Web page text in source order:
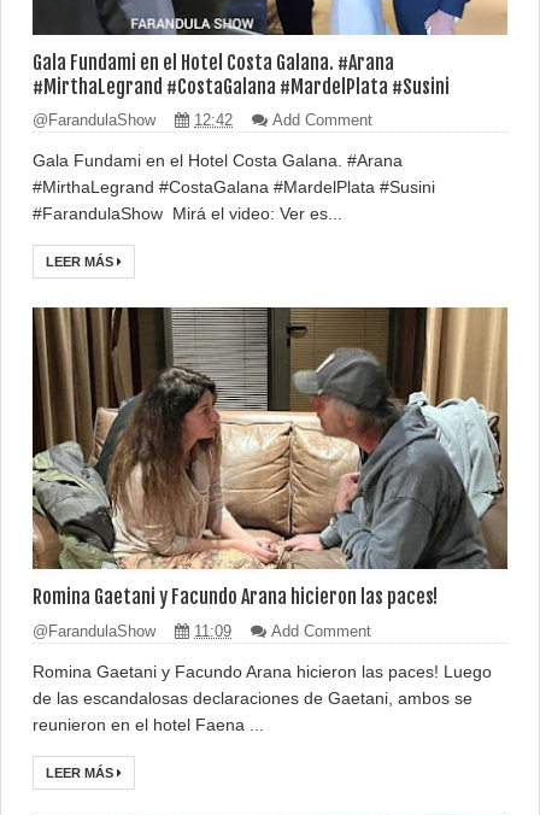
Gala Fundami en el Hotel Costa Galana. #Arana
#MirthaLegrand #CostaGalana #MardelPlata #Susini
@FarandulaShow 12:42 Add Comment
Gala Fundami en el Hotel Costa Galana. #Arana
#MirthaLegrand #CostaGalana #MardelPlata #Susini
#FarandulaShow Mirá el video: Ver es...
LEER MÁS
Romina Gaetani y Facundo Arana hicieron las paces!
@FarandulaShow 11:09 Add Comment
Romina Gaetani y Facundo Arana hicieron las paces! Luego
de las escandalosas declaraciones de Gaetani, ambos se
reunieron en el hotel Faena ...
LEER MÁS